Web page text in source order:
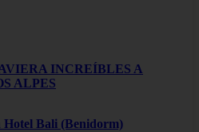
INCREÍBLES A
ALPES
Bali (Benidorm)